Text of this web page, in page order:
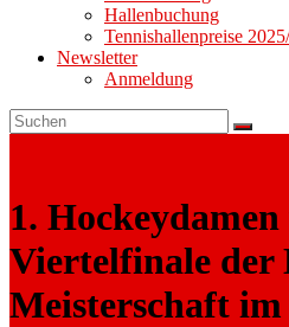
Hallenbuchung
Tennishallenpreise
Newsletter
Anmeldung
1.
Viertelfinale der
Meisterschaft